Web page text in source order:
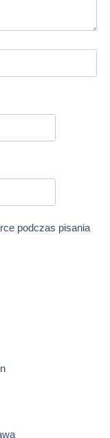
podczas pisania